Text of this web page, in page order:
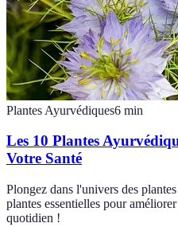
Plantes Ayurvédiques6 min
Les 10 Plantes
Votre Santé
Plongez dans l'univers des
plantes essentielles pour
quotidien !